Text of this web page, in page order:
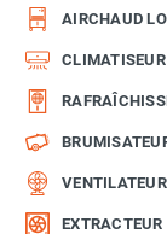
AIRCHAUD
CLIMATISEUR